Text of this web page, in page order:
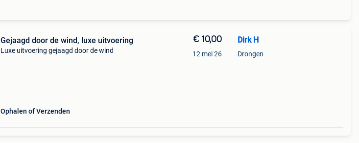
Gejaagd door de wind, luxe uitvoering
Luxe uitvoering gejaagd door de wind
Ophalen of Verzenden
€ 10,00
12 mei 26
Dirk H
Drongen